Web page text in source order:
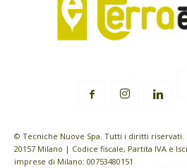
© Tecniche Nuove Spa. Tutti i diritti riservati.
20157 Milano | Codice fiscale, Partita IVA e
imprese di Milano: 00753480151